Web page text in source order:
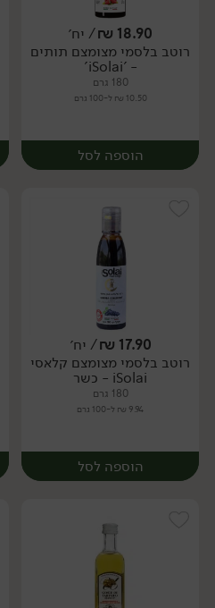
יח׳
18.90
₪/ יח׳
רוטב בלסמי מצומצם תותים
- 'iSolai'
180 גרם
10.50 ₪ ל-100 גרם
הוספה לסל
יח׳
17.90
₪/ יח׳
רוטב בלסמי מצומצם קלאסי
iSolai - כשר
180 גרם
9.94 ₪ ל-100 גרם
הוספה לסל